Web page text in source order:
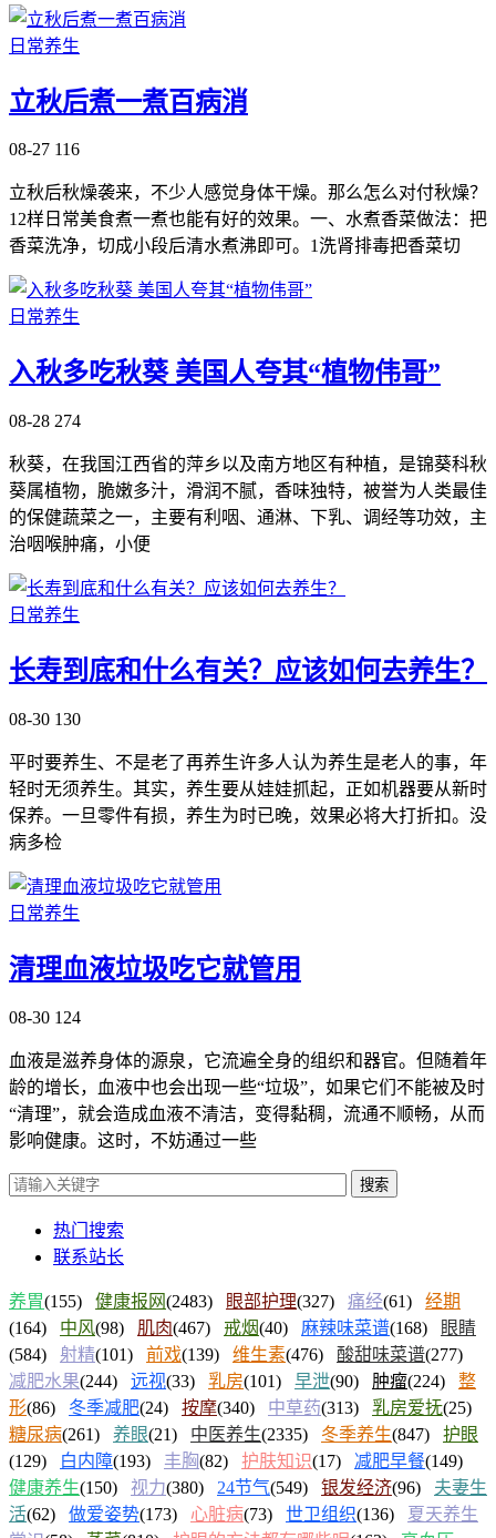
日常养生
立秋后煮一煮百病消
08-27 116
立秋后秋燥袭来，不少人感觉身体干燥。那么怎么对付秋燥？
12样日常美食煮一煮也能有好的效果。一、水煮香菜做法：把
香菜洗净，切成小段后清水煮沸即可。1洗肾排毒把香菜切
日常养生
入秋多吃秋葵 美国人夸其“植物伟哥”
08-28 274
秋葵，在我国江西省的萍乡以及南方地区有种植，是锦葵科秋
葵属植物，脆嫩多汁，滑润不腻，香味独特，被誉为人类最佳
的保健蔬菜之一，主要有利咽、通淋、下乳、调经等功效，主
治咽喉肿痛，小便
日常养生
长寿到底和什么有关？应该如何去养生？
08-30 130
平时要养生、不是老了再养生许多人认为养生是老人的事，年
轻时无须养生。其实，养生要从娃娃抓起，正如机器要从新时
保养。一旦零件有损，养生为时已晚，效果必将大打折扣。没
病多检
日常养生
清理血液垃圾吃它就管用
08-30 124
血液是滋养身体的源泉，它流遍全身的组织和器官。但随着年
龄的增长，血液中也会出现一些“垃圾”，如果它们不能被及时
“清理”，就会造成血液不清洁，变得黏稠，流通不顺畅，从而
影响健康。这时，不妨通过一些
搜索
热门搜索
联系站长
养胃(155) 健康报网(2483) 眼部护理(327) 痛经(61) 经期
(164) 中风(98) 肌肉(467) 戒烟(40) 麻辣味菜谱(168)
眼睛
(584) 射精(101) 前戏(139) 维生素(476) 酸甜味菜谱(277)
减肥水果(244) 远视(33) 乳房(101) 早泄(90) 肿瘤(224) 整
形(86) 冬季减肥(24) 按摩(340) 中草药(313) 乳房爱抚(25)
糖尿病(261) 养眼(21) 中医养生(2335) 冬季养生(847) 护眼
(129)
白内障(193) 丰胸(82) 护肤知识(17) 减肥早餐(149)
健康养生(150) 视力(380) 24节气(549) 银发经济(96) 夫妻生
活(62) 做爱姿势(173) 心脏病(73) 世卫组织(136) 夏天养生